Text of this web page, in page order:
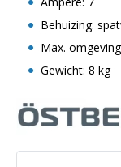
Behuizing:
Max.
Gewicht: 8 kg